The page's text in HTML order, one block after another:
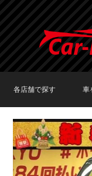
各店舗で探す
TOKYO店在庫車両
大阪店在庫車両
福岡店在庫車両
車